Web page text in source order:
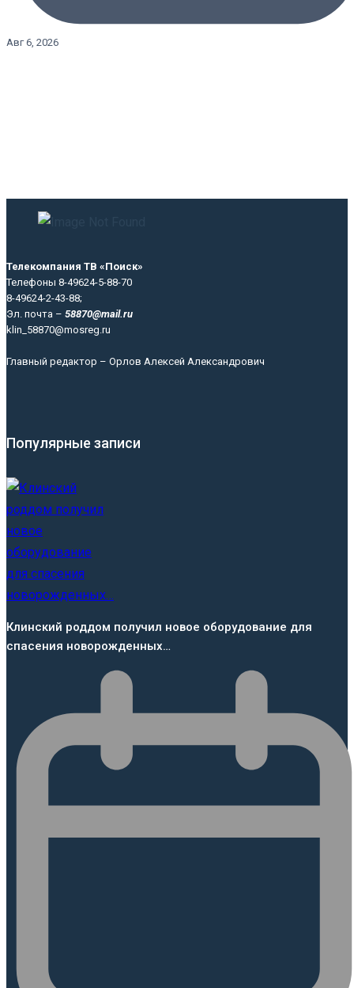
Авг 6, 2026
Телекомпания ТВ «Поиск»
Телефоны 8-49624-5-88-70
8-49624-2-43-88;
Эл. почта – 58870@mail.ru
klin_58870@mosreg.ru
Главный редактор – Орлов Алексей Александрович
Популярные записи
Клинский роддом получил новое оборудование для
спасения новорожденных…